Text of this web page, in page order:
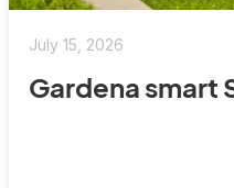
July 15, 2026
Gardena smart